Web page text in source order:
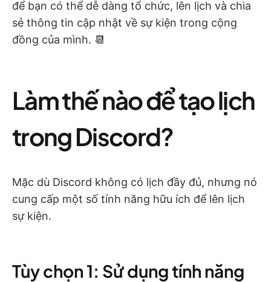
để bạn có thể dễ dàng tổ chức, lên lịch và chia
sẻ thông tin cập nhật về sự kiện trong cộng
đồng của mình. 📆
Làm thế nào để tạo lịch
trong Discord?
Mặc dù Discord không có lịch đầy đủ, nhưng nó
cung cấp một số tính năng hữu ích để lên lịch
sự kiện.
Tùy chọn 1: Sử dụng tính năng